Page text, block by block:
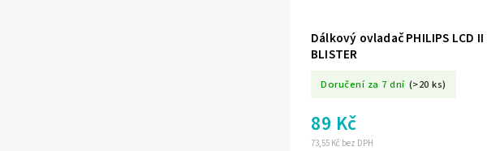
Dálkový ovladač PHILIPS LCD II
BLISTER
Doručení za 7 dní (>20 ks)
73,55 Kč bez DPH
89 Kč